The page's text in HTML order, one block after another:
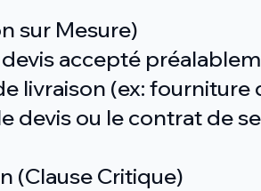
sur Mesure)
accepté
livraison (ex: fourniture
devis ou le contrat de
(Clause Critique)